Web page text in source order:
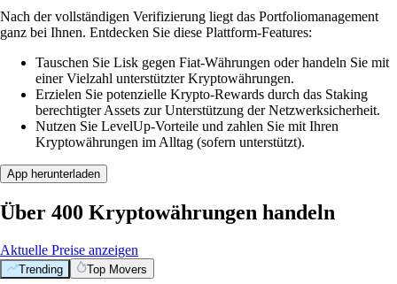
Nach der vollständigen Verifizierung liegt das Portfoliomanagement
ganz bei Ihnen. Entdecken Sie diese Plattform-Features:
Tauschen Sie Lisk gegen Fiat-Währungen oder handeln Sie mit
einer Vielzahl unterstützter Kryptowährungen.
Erzielen Sie potenzielle Krypto-Rewards durch das Staking
berechtigter Assets zur Unterstützung der Netzwerksicherheit.
Nutzen Sie LevelUp-Vorteile und zahlen Sie mit Ihren
Kryptowährungen im Alltag (sofern unterstützt).
App herunterladen
Über 400 Kryptowährungen handeln
Aktuelle Preise anzeigen
Trending Top Movers